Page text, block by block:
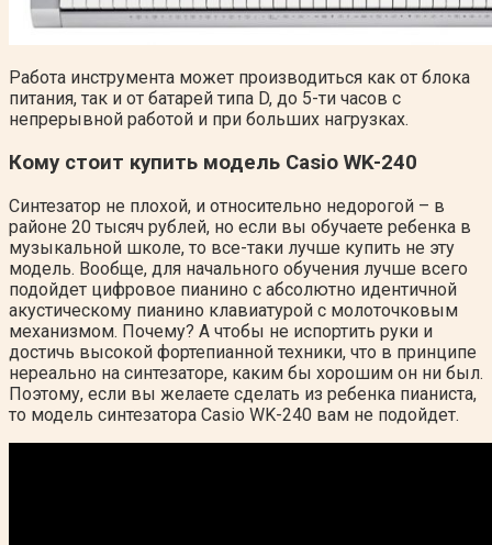
Работа инструмента может производиться как от блока
питания, так и от батарей типа D, до 5-ти часов с
непрерывной работой и при больших нагрузках.
Кому стоит купить модель Casio WK-240
Синтезатор не плохой, и относительно недорогой – в
районе 20 тысяч рублей, но если вы обучаете ребенка в
музыкальной школе, то все-таки лучше купить не эту
модель. Вообще, для начального обучения лучше всего
подойдет цифровое пианино с абсолютно идентичной
акустическому пианино клавиатурой с молоточковым
механизмом. Почему? А чтобы не испортить руки и
достичь высокой фортепианной техники, что в принципе
нереально на синтезаторе, каким бы хорошим он ни был.
Поэтому, если вы желаете сделать из ребенка пианиста,
то модель синтезатора Casio WK-240 вам не подойдет.